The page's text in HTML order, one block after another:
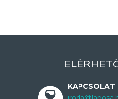
KAPCSOLAT